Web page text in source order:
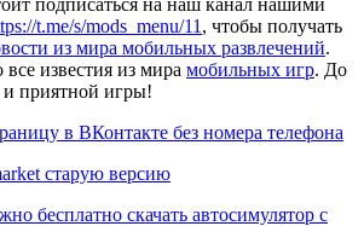
t.me/s/mods_menu/11 , чтобы получать
из мира мобильных развлечений.
все известия из мира мобильных игр. До
и приятной игры!
в ВКонтакте без номера телефона
старую версию
бесплатно скачать автосимулятор с